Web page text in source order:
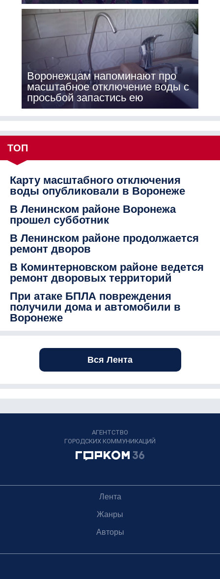
Воронежцам напоминают про
масштабное отключение воды с
просьбой запастись ею
ТОП
Карту масштабного отключения
воды опубликовали в Воронеже
В Ленинском районе Воронежа
прошел субботник
В Ленинском районе продолжается
ремонт дворов
В Коминтерновском районе ведется
ремонт дворовых территорий
При атаке БПЛА повреждения
получили дома и автомобили в
Воронеже
Вся Лента
АГЕНТСТВО
ГОРОДСКИХ КОММУНИКАЦИЙ
Лента
Жанры
Авторы